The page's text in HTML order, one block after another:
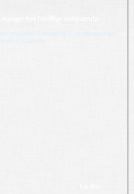
Etter bybrannen i Levanger 1877 tok formannskapet
til å starte en...